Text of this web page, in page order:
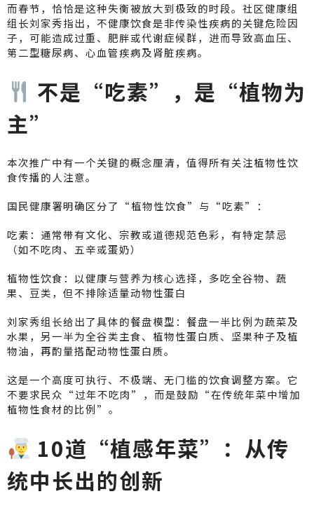
而春节，恰恰是这种失衡被放大到极致的时段。社区健康组
组长刘家秀指出，不健康饮食是非传染性疾病的关键危险因
子，可能造成过重、肥胖或代谢症候群，进而导致高血压、
第二型糖尿病、心血管疾病及肾脏疾病。
不是“吃素”，是“植物为
主”
本次推广中有一个关键的概念厘清，值得所有关注植物性饮
食传播的人注意。
国民健康署明确区分了“植物性饮食”与“吃素”：
吃素：通常带有文化、宗教或道德规范色彩，有特定禁忌
（如不吃肉、五辛或蛋奶）
植物性饮食：以健康与营养为核心选择，多吃全谷物、蔬
果、豆类，但不排除适量动物性蛋白
刘家秀组长给出了具体的餐盘模型：餐盘一半比例为蔬菜及
水果，另一半为全谷类主食、植物性蛋白质、坚果种子及植
物油，再酌量搭配动物性蛋白质。
这是一个高度可执行、不极端、无门槛的饮食调整方案。它
不要求民众“过年不吃肉”，而是鼓励“在传统年菜中增加
植物性食材的比例”。
10道“植感年菜”：从传
统中长出的创新